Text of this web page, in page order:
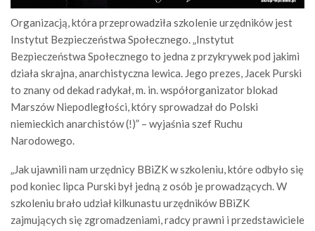
Organizacją, która przeprowadziła szkolenie urzędników jest
Instytut Bezpieczeństwa Społecznego. „Instytut
Bezpieczeństwa Społecznego to jedna z przykrywek pod jakimi
działa skrajna, anarchistyczna lewica. Jego prezes, Jacek Purski
to znany od dekad radykał, m. in. współorganizator blokad
Marszów Niepodległości, który sprowadzał do Polski
niemieckich anarchistów (!)” – wyjaśnia szef Ruchu
Narodowego.
„Jak ujawnili nam urzędnicy BBiZK w szkoleniu, które odbyło się
pod koniec lipca Purski był jedną z osób je prowadzących. W
szkoleniu brało udział kilkunastu urzędników BBiZK
zajmujących się zgromadzeniami, radcy prawni i przedstawiciele